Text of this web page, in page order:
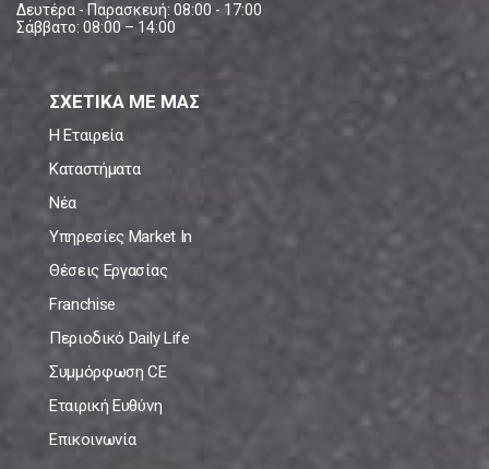
Δευτέρα - Παρασκευή: 08:00 - 17:00
Σάββατο: 08:00 – 14:00
ΣΧΕΤΙΚΑ ΜΕ ΜΑΣ
Η Εταιρεία
Καταστήματα
Νέα
Υπηρεσίες Market In
Θέσεις Εργασίας
Franchise
Περιοδικό Daily Life
Συμμόρφωση CE
Εταιρική Ευθύνη
Επικοινωνία